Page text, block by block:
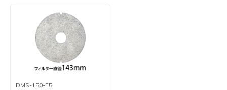
DMS-150-F5